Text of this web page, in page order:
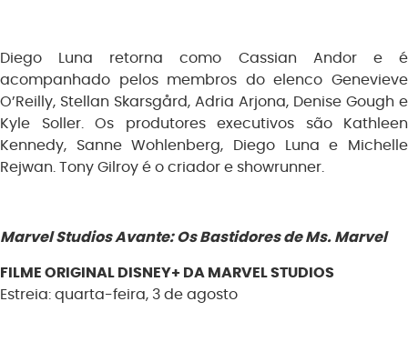
Diego Luna retorna como Cassian Andor e é
acompanhado pelos membros do elenco Genevieve
O’Reilly, Stellan Skarsgård, Adria Arjona, Denise Gough e
Kyle Soller. Os produtores executivos são Kathleen
Kennedy, Sanne Wohlenberg, Diego Luna e Michelle
Rejwan. Tony Gilroy é o criador e showrunner.
Marvel Studios Avante: Os Bastidores de Ms. Marvel
FILME ORIGINAL DISNEY+ DA MARVEL STUDIOS
Estreia: quarta-feira, 3 de agosto